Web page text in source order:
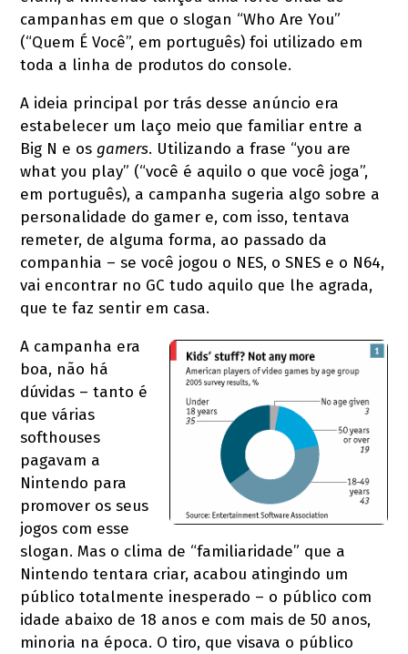
campanhas em que o slogan “Who Are You”
(“Quem É Você”, em português) foi utilizado em
toda a linha de produtos do console.
A ideia principal por trás desse anúncio era
estabelecer um laço meio que familiar entre a
Big N e osgamers. Utilizando a frase “you are
what you play” (“você é aquilo o que você joga”,
em português), a campanha sugeria algo sobre a
personalidade do gamer e, com isso, tentava
remeter, de alguma forma, ao passado da
companhia – se você jogou o NES, o SNES e o N64,
vai encontrar no GC tudo aquilo que lhe agrada,
que te faz sentir em casa.
A campanha era
boa, não há
dúvidas – tanto é
que várias
softhouses
pagavam a
Nintendo para
promover os seus
jogos com esse
slogan. Mas o clima de “familiaridade” que a
Nintendo tentara criar, acabou atingindo um
público totalmente inesperado – o público com
idade abaixo de 18 anos e com mais de 50 anos,
minoria na época. O tiro, que visava o público